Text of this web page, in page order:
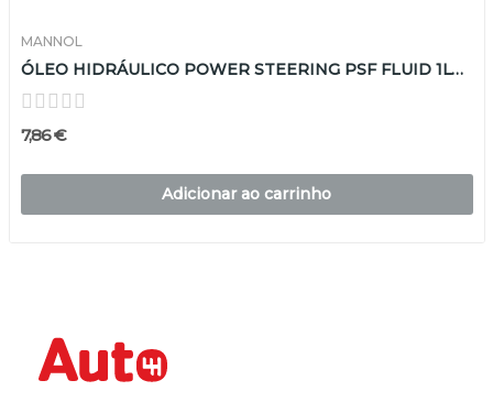
MANNOL
ÓLEO HIDRÁULICO POWER STEERING PSF FLUID 1LTR
7,86 €
Adicionar ao carrinho